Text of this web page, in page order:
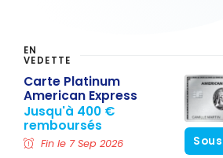
EN
VEDETTE
Carte Platinum
American Express
Jusqu'à 400 €
remboursés
Fin le 7 Sep 2026